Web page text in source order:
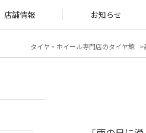
店舗情報 お知らせ
タイヤ・ホイール専門店のタイヤ館